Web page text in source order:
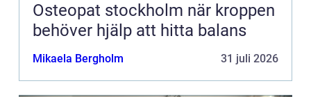
Osteopat stockholm när kroppen
behöver hjälp att hitta balans
Mikaela Bergholm 31 juli 2026